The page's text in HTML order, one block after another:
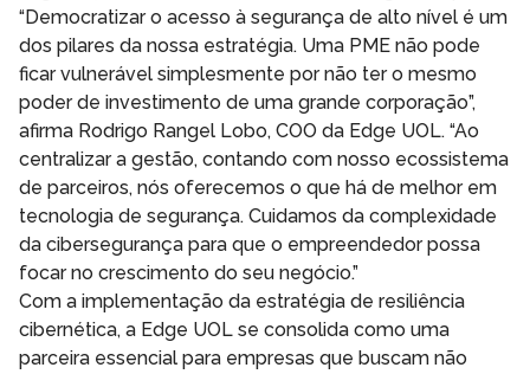
“Democratizar o acesso à segurança de alto nível é um
dos pilares da nossa estratégia. Uma PME não pode
ficar vulnerável simplesmente por não ter o mesmo
poder de investimento de uma grande corporação”,
afirma Rodrigo Rangel Lobo, COO da Edge UOL. “Ao
centralizar a gestão, contando com nosso ecossistema
de parceiros, nós oferecemos o que há de melhor em
tecnologia de segurança. Cuidamos da complexidade
da cibersegurança para que o empreendedor possa
focar no crescimento do seu negócio.”
Com a implementação da estratégia de resiliência
cibernética, a Edge UOL se consolida como uma
parceira essencial para empresas que buscam não